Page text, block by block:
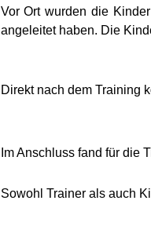
Vor Ort wurden die
angeleitet haben. Die
Direkt nach dem Training
Im Anschluss fand für die
Sowohl Trainer als auch